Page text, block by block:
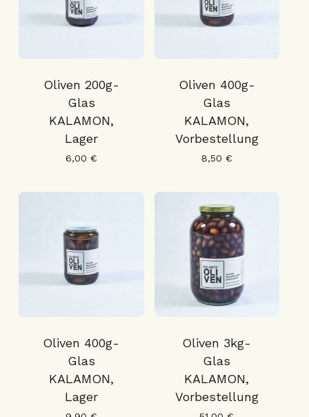
Oliven 200g-
Glas
KALAMON,
Lager
6,00 €
Oliven 400g-
Glas
KALAMON,
Vorbestellung
8,50 €
Oliven 400g-
Glas
KALAMON,
Lager
Oliven 3kg-
Glas
KALAMON,
Vorbestellung